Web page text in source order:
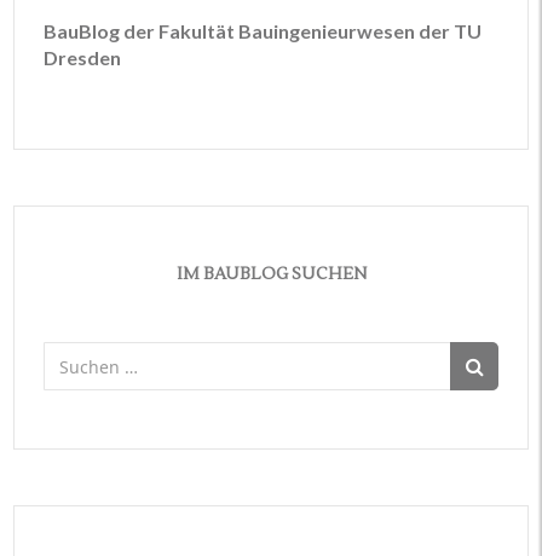
BauBlog der Fakultät Bauingenieurwesen der TU
Dresden
IM BAUBLOG SUCHEN
nach: